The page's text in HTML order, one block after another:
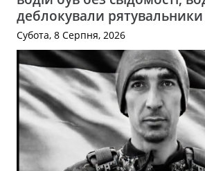
деблокували рятувальники
Субота, 8 Серпня, 2026